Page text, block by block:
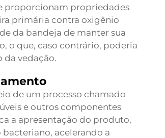
proporcionam propriedades
primária contra oxigênio
da bandeja de manter sua
o que, caso contrário, poderia
da vedação.
de um processo chamado
e outros componentes
a apresentação do produto,
acelerando a